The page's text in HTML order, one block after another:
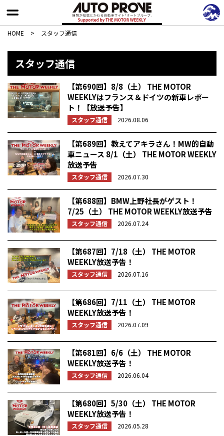
HOME > スタッフ通信
スタッフ通信
【第690回】8/8（土） THE MOTOR
WEEKLYはフランス＆ドイツの新車レポー
ト！【放送予告】
スタッフ通信 2026.08.06
【第689回】教えてアキラさん！MW的自動
車ニュース 8/1（土） THE MOTOR WEEKLY
放送予告
スタッフ通信 2026.07.30
【第688回】BMW上野社長がゲスト！
7/25（土） THE MOTOR WEEKLY放送予告
スタッフ通信 2026.07.24
【第687回】7/18（土） THE MOTOR
WEEKLY放送予告！
スタッフ通信 2026.07.16
【第686回】7/11（土） THE MOTOR
WEEKLY放送予告！
スタッフ通信 2026.07.09
【第681回】6/6（土） THE MOTOR
WEEKLY放送予告！
スタッフ通信 2026.06.04
【第680回】5/30（土） THE MOTOR
WEEKLY放送予告！
スタッフ通信 2026.05.28